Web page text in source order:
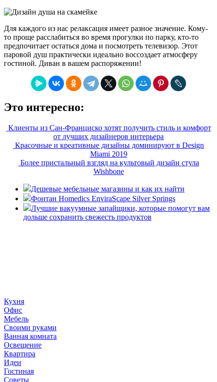
Для каждого из нас релаксация имеет разное значение. Кому-
то проще расслабиться во время прогулки по парку, кто-то
предпочитает остаться дома и посмотреть телевизор. Этот
паровой душ практически идеально воссоздает атмосферу
гостиной. Диван в вашем распоряжении!
Это интересно:
Клиенты из Сан-Франциско хотят получить стиль и комфорт
от лучших дизайнеров интерьера
Красочные и креативные дизайны доминируют в Design
Miami 2019
Более пристальный взгляд на культовый дизайн стула
Wishbone
Дешевые мебельные магазины и как их найти
Фонтан Homedics EnviraScape Silver Springs
Лучшие вакуумные запайщики, которые помогут вам
дольше сохранить свежесть продуктов
Кухня
Офис
Мебель
Своими руками
Ванная комната
Освещение
Квартира
Идеи
Гостиная
Советы